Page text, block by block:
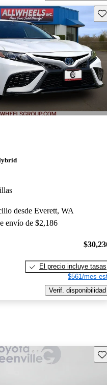
desde Everett, WA
envío de $2,186
El precio incluye tasas
$561/mes
Verif. disponibilidad